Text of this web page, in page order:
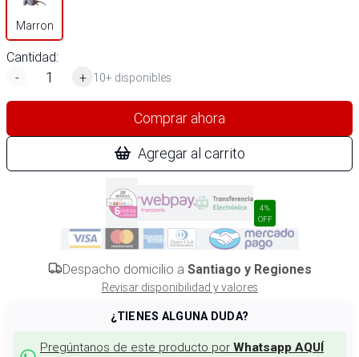
Marron
Cantidad:
-
+ 10+ disponibles
Comprar ahora
Agregar al carrito
4%
OFF
Despacho domicilio a Santiago y Regiones
Revisar disponibilidad y valores
¿TIENES ALGUNA DUDA?
Pregúntanos de este producto por Whatsapp AQUÍ